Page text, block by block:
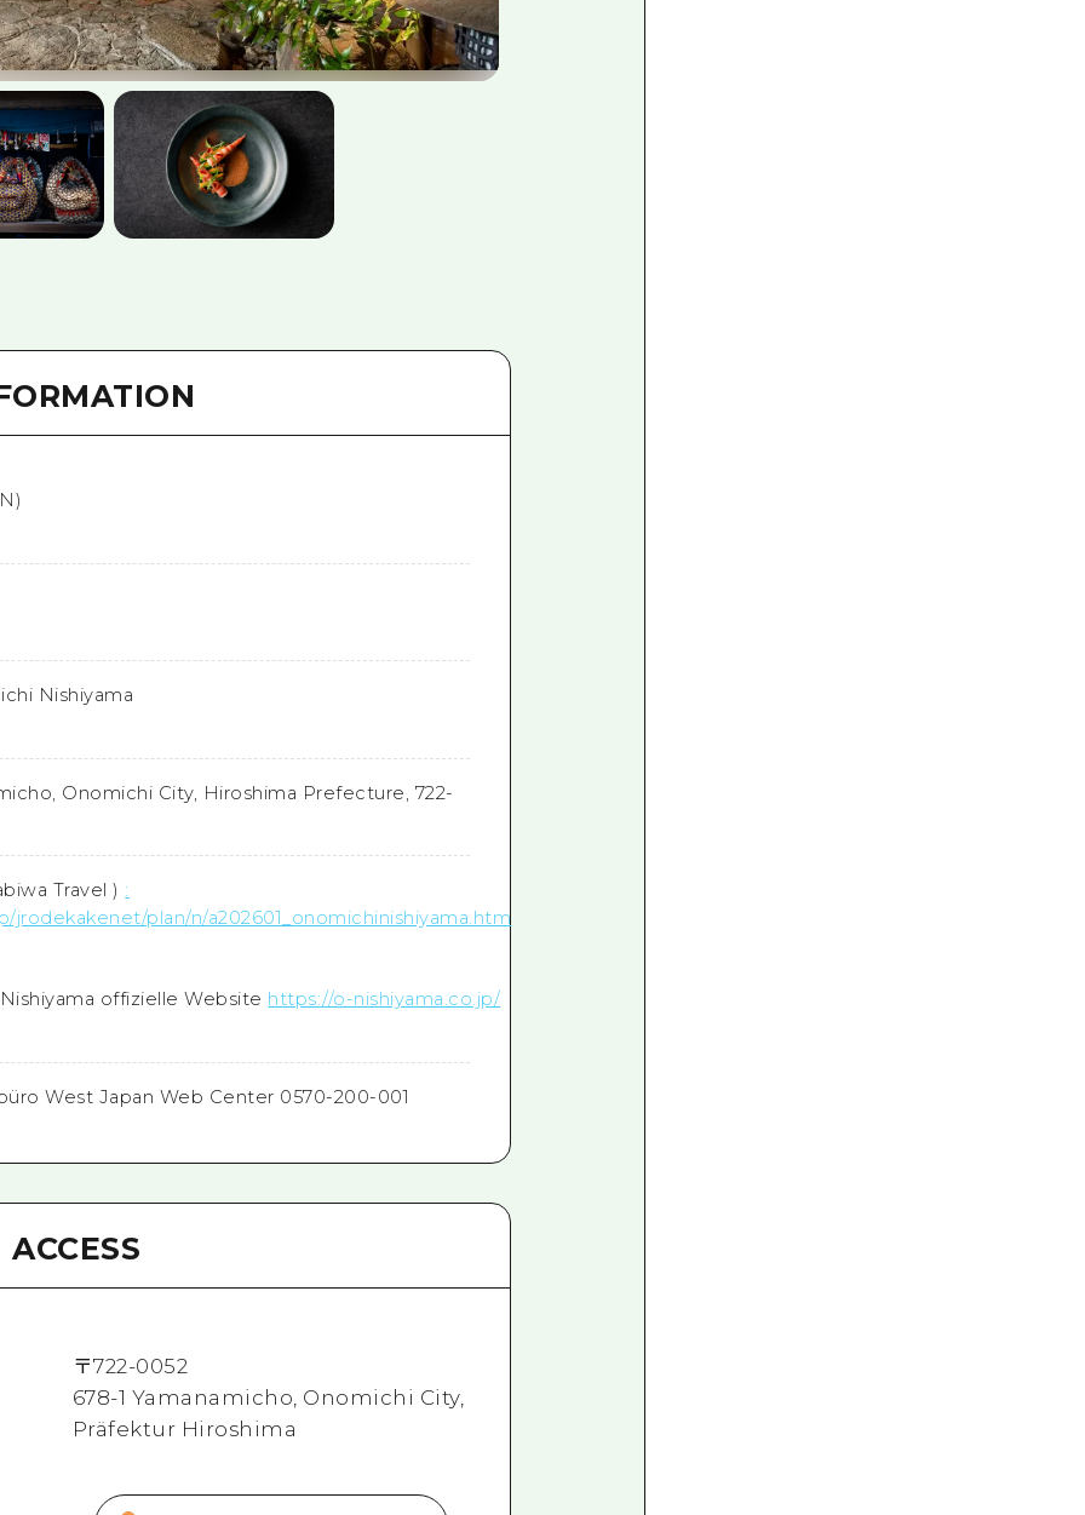
Nishiyama
Onomichi City, Hiroshima Prefecture, 722-
Travel ) :
jrodekakenet/plan/n/a202601_onomichinishiyama.htm
offizielle Website https://o-nishiyama.co.jp/
West Japan Web Center 0570-200-001
ACCESS
〒722-0052
678-1 Yamanamicho, Onomichi City,
Präfektur Hiroshima